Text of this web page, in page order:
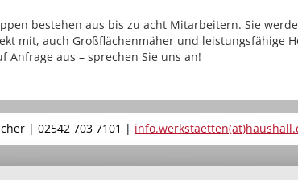
bestehen aus bis zu acht Mitarbeitern. Sie
mit, auch Großflächenmäher und leistungsfähige
aus – sprechen Sie uns an!
| 02542 703 7101 |